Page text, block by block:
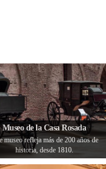
Museo de la Casa Rosada
museo refleja más de 200 años de
historia, desde 1810.